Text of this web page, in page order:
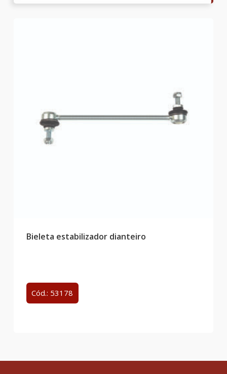
Bieleta estabilizador dianteiro
Cód.: 53178